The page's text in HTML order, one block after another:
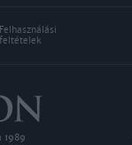
Felhasználási
feltételek
1989